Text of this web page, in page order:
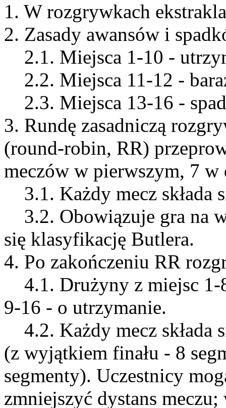
1. W rozgrywkach
2. Zasady awansów i
2.1. Miejsca 1-10 -
2.2. Miejsca 11-12 -
2.3. Miejsca 13-16 -
3. Rundę zasadniczą
(round-robin, RR)
meczów w pierwszym, 7 w
3.1. Każdy mecz składa
3.2. Obowiązuje gra na
się klasyfikację Butlera.
4. Po zakończeniu RR
4.1. Drużyny z miejsc 1-
9-16 - o utrzymanie.
4.2. Każdy mecz składa
(z wyjątkiem finału - 8
segmenty). Uczestnicy
zmniejszyć dystans